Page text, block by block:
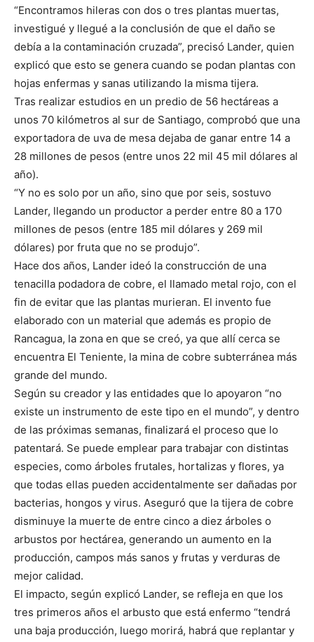
“Encontramos hileras con dos o tres plantas muertas,
investigué y llegué a la conclusión de que el daño se
debía a la contaminación cruzada”, precisó Lander, quien
explicó que esto se genera cuando se podan plantas con
hojas enfermas y sanas utilizando la misma tijera.
Tras realizar estudios en un predio de 56 hectáreas a
unos 70 kilómetros al sur de Santiago, comprobó que una
exportadora de uva de mesa dejaba de ganar entre 14 a
28 millones de pesos (entre unos 22 mil 45 mil dólares al
año).
“Y no es solo por un año, sino que por seis, sostuvo
Lander, llegando un productor a perder entre 80 a 170
millones de pesos (entre 185 mil dólares y 269 mil
dólares) por fruta que no se produjo”.
Hace dos años, Lander ideó la construcción de una
tenacilla podadora de cobre, el llamado metal rojo, con el
fin de evitar que las plantas murieran. El invento fue
elaborado con un material que además es propio de
Rancagua, la zona en que se creó, ya que allí cerca se
encuentra El Teniente, la mina de cobre subterránea más
grande del mundo.
Según su creador y las entidades que lo apoyaron “no
existe un instrumento de este tipo en el mundo”, y dentro
de las próximas semanas, finalizará el proceso que lo
patentará. Se puede emplear para trabajar con distintas
especies, como árboles frutales, hortalizas y flores, ya
que todas ellas pueden accidentalmente ser dañadas por
bacterias, hongos y virus. Aseguró que la tijera de cobre
disminuye la muerte de entre cinco a diez árboles o
arbustos por hectárea, generando un aumento en la
producción, campos más sanos y frutas y verduras de
mejor calidad.
El impacto, según explicó Lander, se refleja en que los
tres primeros años el arbusto que está enfermo “tendrá
una baja producción, luego morirá, habrá que replantar y